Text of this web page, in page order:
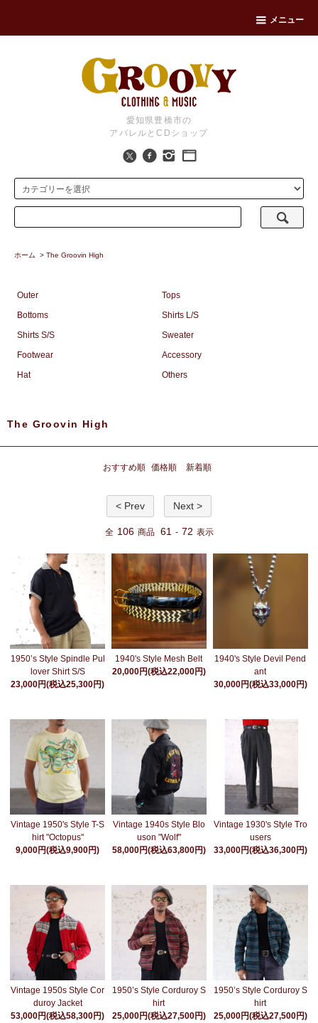
メニュー
愛知県豊橋市の
アパレルとCDショップ
ホーム > The Groovin High
Outer
Tops
Bottoms
Shirts L/S
Shirts S/S
Sweater
Footwear
Accessory
Hat
Others
The Groovin High
おすすめ順 価格順 新着順
< Prev Next >
全 106 商品 61 - 72 表示
1950’s Style Spindle Pul
lover Shirt S/S
23,000円(税込25,300円)
1940's Style Mesh Belt
20,000円(税込22,000円)
1940's Style Devil Pend
ant
30,000円(税込33,000円)
Vintage 1950's Style T-S
hirt "Octopus"
9,000円(税込9,900円)
Vintage 1940s Style Blo
uson "Wolf"
58,000円(税込63,800円)
Vintage 1930's Style Tro
users
33,000円(税込36,300円)
Vintage 1950s Style Cor
duroy Jacket
53,000円(税込58,300円)
1950’s Style Corduroy S
hirt
25,000円(税込27,500円)
1950’s Style Corduroy S
hirt
25,000円(税込27,500円)